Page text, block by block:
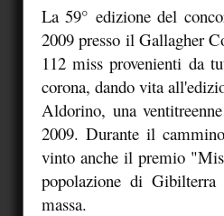
La 59° edizione del
2009 presso il Gallagher
112 miss provenienti da
corona, dando vita
Aldorino, una
2009. Durante il
vinto anche il premio
popolazione di
massa.